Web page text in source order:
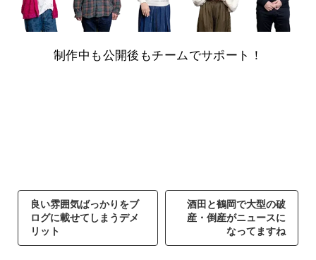
制作中も公開後もチームでサポート！
良い雰囲気ばっかりをブ
ログに載せてしまうデメ
リット
酒田と鶴岡で大型の破
産・倒産がニュースに
なってますね